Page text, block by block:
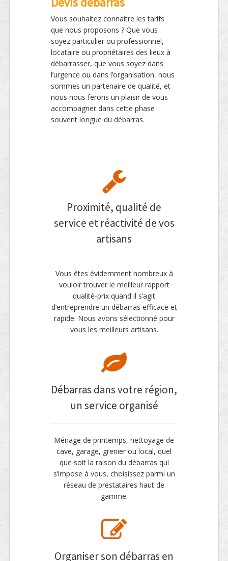
Vous souhaitez connaitre les tarifs
que nous proposons ? Que vous
soyez particulier ou professionnel,
locataire ou propriétaires des lieux à
débarrasser, que vous soyez dans
l’urgence ou dans l’organisation, nous
sommes un partenaire de qualité, et
nous nous ferons un plaisir de vous
accompagner dans cette phase
souvent longue du débarras.
Proximité, qualité de
service et réactivité de vos
artisans
Vous êtes évidemment nombreux à
vouloir trouver le meilleur rapport
qualité-prix quand il s’agit
d’entreprendre un débarras efficace et
rapide. Nous avons sélectionné pour
vous les meilleurs artisans.
Débarras dans votre région,
un service organisé
Ménage de printemps, nettoyage de
cave, garage, grenier ou local, quel
que soit la raison du débarras qui
s’impose à vous, choisissez parmi un
réseau de prestataires haut de
gamme.
Organiser son débarras en